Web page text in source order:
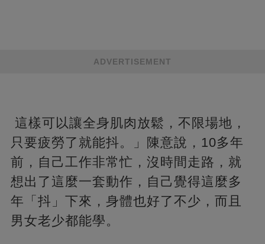
ADVERTISEMENT
這樣可以讓全身肌肉放鬆，不限場地，
只要疲勞了就能抖。」陳意說，10多年
前，自己工作非常忙，沒時間走路，就
想出了這麼一套動作，自己覺得這麼多
年「抖」下來，身體也好了不少，而且
男女老少都能學。